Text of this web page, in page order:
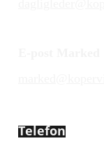
Telefon